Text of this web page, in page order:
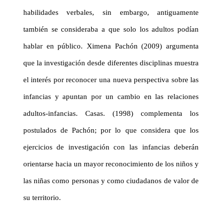
habilidades verbales, sin embargo, antiguamente
también seconsideraba a que solo los adultos podían
hablar en público. Ximena Pachón (2009) argumenta
que la investigación desde diferentes disciplinas muestra
el interés por reconocer una nueva perspectiva sobre las
infancias y apuntan por un cambio en las relaciones
adultos-infancias. Casas. (1998) complementa los
postulados de Pachón; por lo que considera que los
ejercicios de investigación con las infancias deberán
orientarse hacia un mayor reconocimiento delos niños y
las niñas como personas y como ciudadanos de valor de
su territorio.